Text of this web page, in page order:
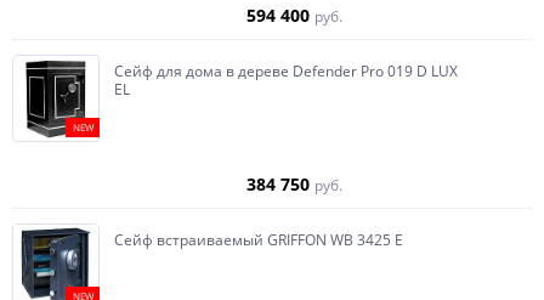
594 400 руб.
NEW
Сейф для дома в дереве Defender Pro 019 D LUX
EL
384 750 руб.
NEW
Сейф встраиваемый GRIFFON WB 3425 E